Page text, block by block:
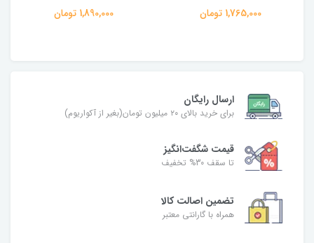
1,765,000 تومان 1,890,000 تومان
ارسال رایگان
برای خرید بالای ۲۰ میلیون تومان(بغیر از آکواریوم)
قیمت شگفت‌انگیز
تا سقف 30% تخفیف
تضمین اصالت کالا
همراه با گارانتی معتبر